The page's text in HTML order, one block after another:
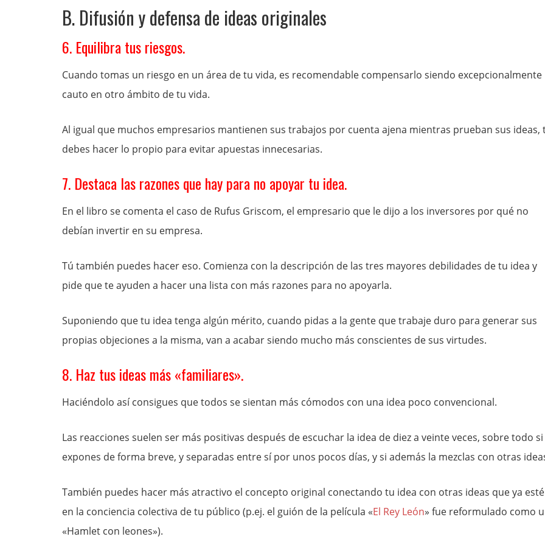
B. Difusión y defensa de ideas originales
6. Equilibra tus riesgos.
Cuando tomas un riesgo en un área de tu vida, es recomendable compensarlo siendo excepcionalmente
cauto en otro ámbito de tu vida.
Al igual que muchos empresarios mantienen sus trabajos por cuenta ajena mientras prueban sus ideas,
debes hacer lo propio para evitar apuestas innecesarias.
7. Destaca las razones que hay para no apoyar tu idea.
En el libro se comenta el caso de Rufus Griscom, el empresario que le dijo a los inversores por qué no
debían invertir en su empresa.
Tú también puedes hacer eso. Comienza con la descripción de las tres mayores debilidades de tu idea y
pide que te ayuden a hacer una lista con más razones para no apoyarla.
Suponiendo que tu idea tenga algún mérito, cuando pidas a la gente que trabaje duro para generar sus
propias objeciones a la misma, van a acabar siendo mucho más conscientes de sus virtudes.
8. Haz tus ideas más «familiares».
Haciéndolo así consigues que todos se sientan más cómodos con una idea poco convencional.
Las reacciones suelen ser más positivas después de escuchar la idea de diez a veinte veces, sobre todo
expones de forma breve, y separadas entre sí por unos pocos días, y si además la mezclas con otras
También puedes hacer más atractivo el concepto original conectando tu idea con otras ideas que ya
en la conciencia colectiva de tu público (p.ej. el guión de la película «El Rey León» fue reformulado como
«Hamlet con leones»).